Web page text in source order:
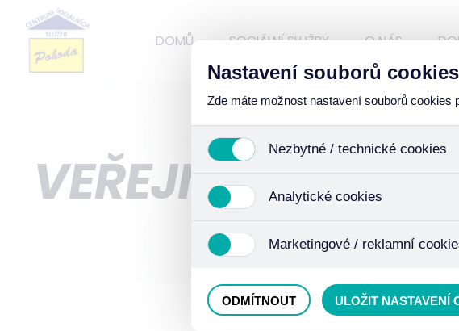
DOMŮ SOCIÁLNÍ SLUŽBY O NÁS
VEŘEJNÉ ZAKÁZKY
Nastavení souborů cookies
Zde máte možnost nastavení souborů cookies
Nezbytné / technické cookies
funkcí. Používají se mimo jiné k ukládání
Analytické cookies
anonymizaci se již nejedná o osobní
Marketingové / reklamní
ODMÍTNOUT
ULOŽIT NASTAVENÍ